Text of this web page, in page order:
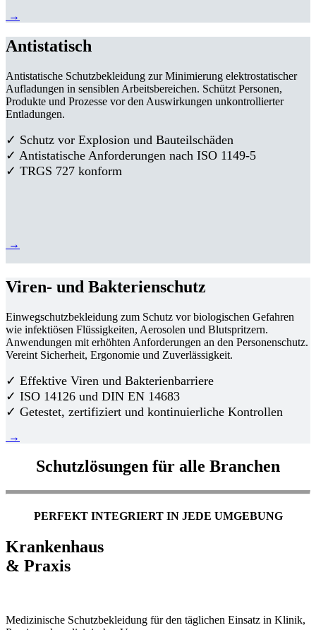
→
Antistatisch
Antistatische Schutzbekleidung zur Minimierung elektrostatischer
Aufladungen in sensiblen Arbeitsbereichen. Schützt Personen,
Produkte und Prozesse vor den Auswirkungen unkontrollierter
Entladungen.
✓ Schutz vor Explosion und Bauteilschäden
✓ Antistatische Anforderungen nach ISO 1149-5
✓ TRGS 727 konform
→
Viren- und Bakterienschutz
Einwegschutzbekleidung zum Schutz vor biologischen Gefahren
wie infektiösen Flüssigkeiten, Aerosolen und Blutspritzern.
Anwendungen mit erhöhten Anforderungen an den Personenschutz.
Vereint Sicherheit, Ergonomie und Zuverlässigkeit.
✓ Effektive Viren und Bakterienbarriere
✓ ISO 14126 und DIN EN 14683
✓ Getestet, zertifiziert und kontinuierliche Kontrollen
→
Schutzlösungen für alle Branchen
PERFEKT INTEGRIERT IN JEDE UMGEBUNG
Krankenhaus
& Praxis
Medizinische Schutzbekleidung für den täglichen Einsatz in Klinik,